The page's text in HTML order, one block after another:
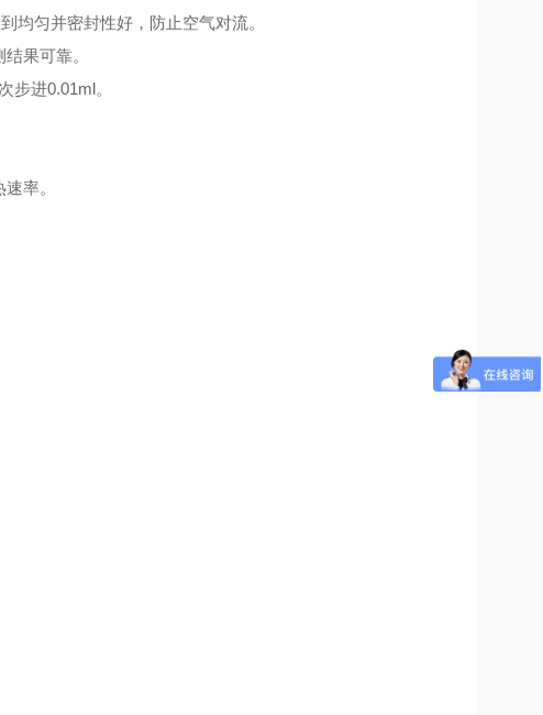
均匀并密封性好，防止空气对流。
果可靠。
步进0.01ml。
率。